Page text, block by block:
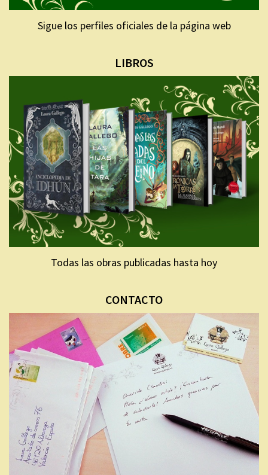
Sigue los perfiles oficiales de la página web
LIBROS
Todas las obras publicadas hasta hoy
CONTACTO